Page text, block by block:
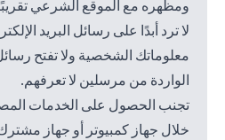
ومظهره مع الموقع الشرعي
لا ترد أبدًا على رسائل البريد
معلوماتك الشخصية ولا تفتح رسائل
الواردة من مرسلين لا تعرفهم.
تجنب الحصول على الخدمات
خلال جهاز كمبيوتر أو جهاز